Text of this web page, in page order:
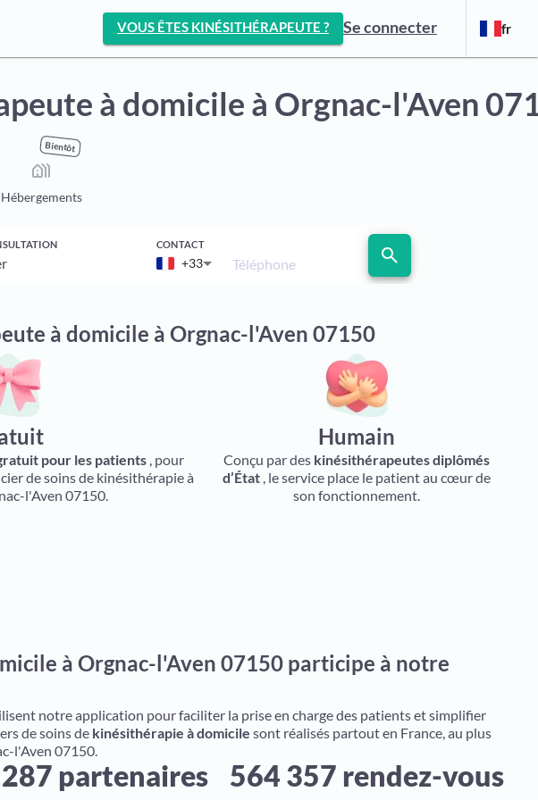
VOUS ÊTES KINÉSITHÉRAPEUTE ? Se connecter fr
à domicile à Orgnac-l'Aven
Bientôt
holiday_village
Hébergements
CONTACT
+33 Téléphone search
à domicile à Orgnac-l'Aven 07150
pour les patients , pour
de soins de kinésithérapie à
l'Aven 07150.
Humain
Conçu par des kinésithérapeutes diplômés
d’État , le service place le patient au cœur de
son fonctionnement.
à Orgnac-l'Aven 07150 participe à notre
notre application pour faciliter la prise en charge des patients et simplifier
de soins de kinésithérapie à domicile sont réalisés partout en France, au plus
l'Aven 07150.
287 partenaires 564 357 rendez-vous